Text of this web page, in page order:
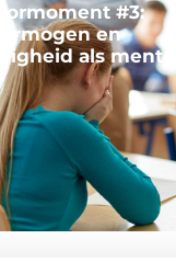
#3:
en
als